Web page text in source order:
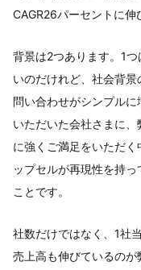
CAGR26パーセントに伸
背景は2つあります。1
いのだけれど、社会背
問い合わせがシンプル
いただいた会社さまに
に強くご満足をいただ
ップセルが再現性を持
ことです。
社数だけではなく、1社
売上高も伸びているのが